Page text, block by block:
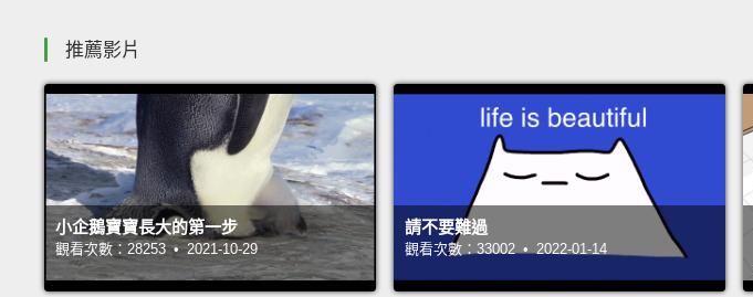
推薦影片
小企鵝寶寶長大的第一步
觀看次數：28253 • 2021-10-29
請不要難過
觀看次數：33002 • 2022-01-14